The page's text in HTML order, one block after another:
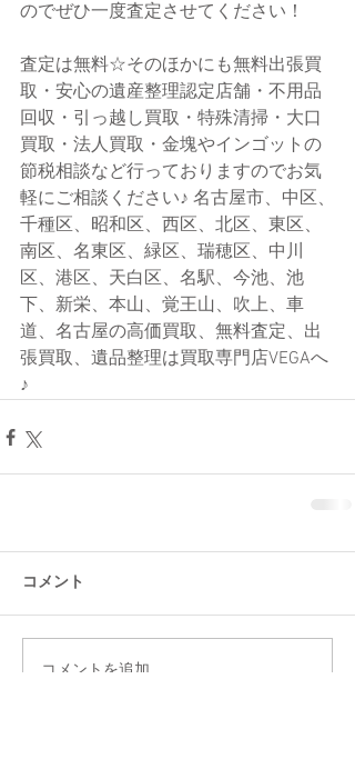
のでぜひ一度査定させてください！
査定は無料☆そのほかにも無料出張買
取・安心の遺産整理認定店舗・不用品
回収・引っ越し買取・特殊清掃・大口
買取・法人買取・金塊やインゴットの
節税相談など行っておりますのでお気
軽にご相談ください♪ 名古屋市、中区、
千種区、昭和区、西区、北区、東区、
南区、名東区、緑区、瑞穂区、中川
区、港区、天白区、名駅、今池、池
下、新栄、本山、覚王山、吹上、車
道、名古屋の高価買取、無料査定、出
張買取、遺品整理は買取専門店VEGAへ
♪
コメント
コメントを追加…